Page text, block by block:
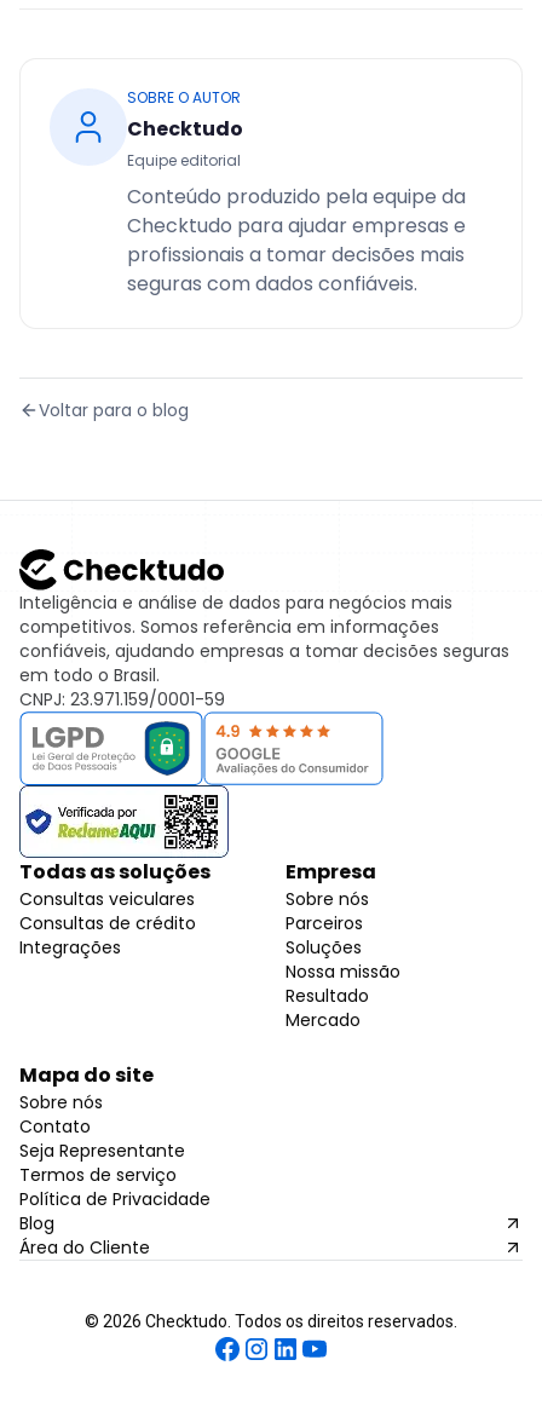
SOBRE O AUTOR
Checktudo
Equipe editorial
Conteúdo produzido pela equipe da
Checktudo para ajudar empresas e
profissionais a tomar decisões mais
seguras com dados confiáveis.
Voltar para o blog
Inteligência e análise de dados para negócios mais
competitivos. Somos referência em informações
confiáveis, ajudando empresas a tomar decisões seguras
em todo o Brasil.
CNPJ: 23.971.159/0001-59
Todas as soluções
Consultas veiculares
Consultas de crédito
Integrações
Empresa
Sobre nós
Parceiros
Soluções
Nossa missão
Resultado
Mercado
Mapa do site
Sobre nós
Contato
Seja Representante
Termos de serviço
Política de Privacidade
Blog
Área do Cliente
© 2026 Checktudo. Todos os direitos reservados.